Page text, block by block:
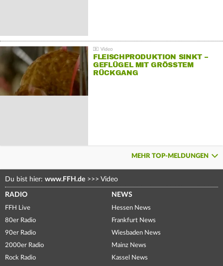
FLEISCHPRODUKTION SINKT –
GEFLÜGEL MIT GRÖSSTEM R
ÜCKGANG
MEHR TOP-MELDUNGEN
Du bist hier: www.FFH.de >>> Video
RADIO
FFH Live
80er Radio
90er Radio
2000er Radio
Rock Radio
NEWS
Hessen News
Frankfurt News
Wiesbaden News
Mainz News
Kassel News